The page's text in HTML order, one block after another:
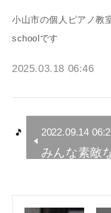
小山市の個人ピアノ教
schoolです
2025.03.18 06:46
2022.09.14
みんな素敵